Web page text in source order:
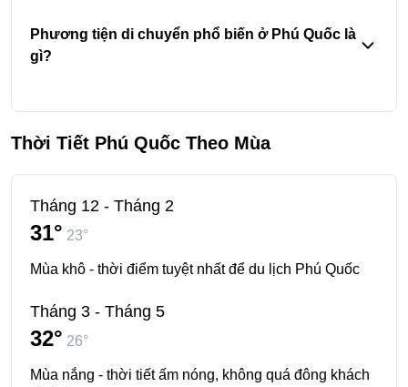
Phương tiện di chuyển phổ biến ở Phú Quốc là
gì?
Thời Tiết Phú Quốc Theo Mùa
Tháng 12 - Tháng 2
31° 23°
Mùa khô - thời điểm tuyệt nhất để du lịch Phú Quốc
Tháng 3 - Tháng 5
32° 26°
Mùa nắng - thời tiết ấm nóng, không quá đông khách